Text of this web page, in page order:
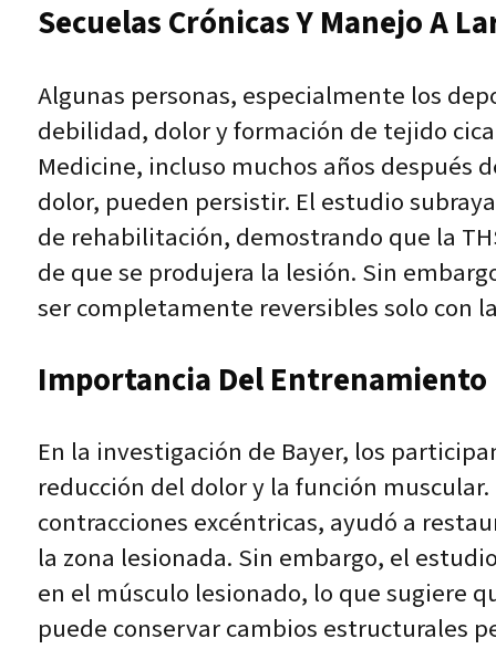
Secuelas Crónicas Y Manejo A
Algunas personas, especialmente los
debilidad, dolor y formación de tejido
Medicine, incluso muchos años después
dolor, pueden persistir. El estudio
de rehabilitación, demostrando que la
de que se produjera la lesión. Sin
ser completamente reversibles solo con
Importancia Del Entrenamiento
En la investigación de Bayer, los
reducción del dolor y la función
contracciones excéntricas, ayudó a
la zona lesionada. Sin embargo, el
en el músculo lesionado, lo que sugiere
puede conservar cambios estructurales